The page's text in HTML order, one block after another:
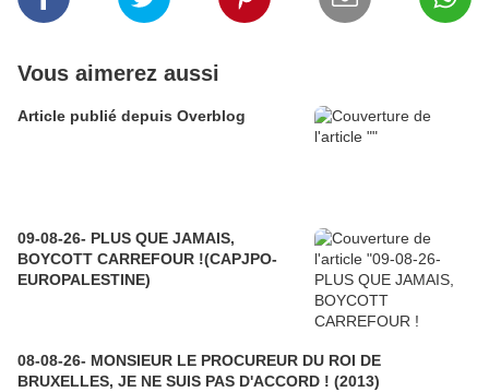
Vous aimerez aussi
Article publié depuis Overblog
09-08-26- PLUS QUE JAMAIS,
BOYCOTT CARREFOUR !(CAPJPO-
EUROPALESTINE)
08-08-26- MONSIEUR LE PROCUREUR DU ROI DE
BRUXELLES, JE NE SUIS PAS D'ACCORD ! (2013)